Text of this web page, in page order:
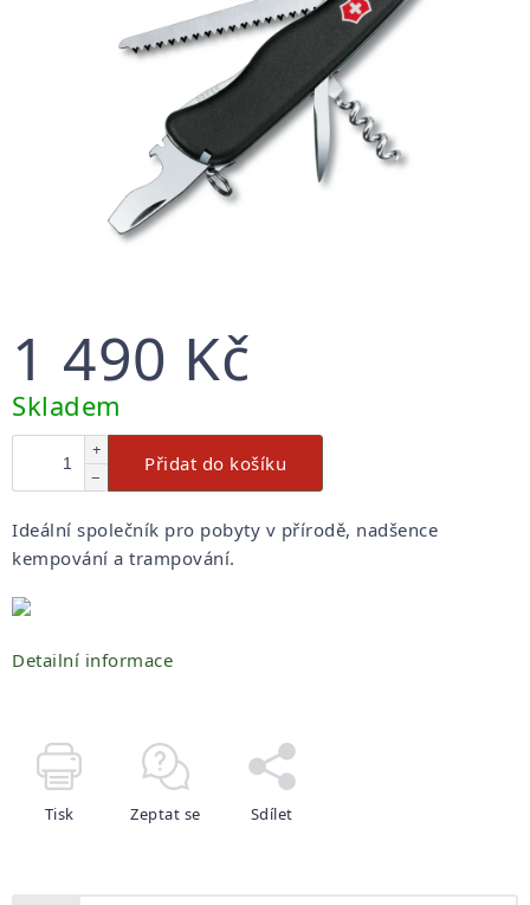
1 490 Kč
Měrná
Skladem
+
−
Přidat do košíku
Ideální společník pro pobyty v přírodě, nadšence
kempování a trampování.
Detailní informace
Tisk Zeptat se Sdílet